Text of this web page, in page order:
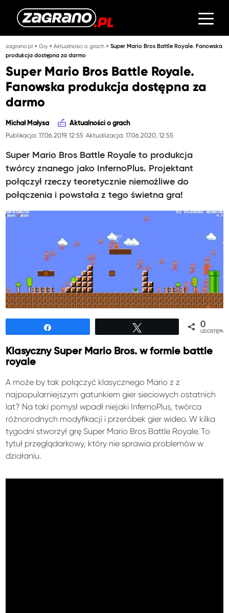
zagrano.pl »Gry»Aktualności o grach »Super Mario Bros Battle Royale. Fanowska
produkcja dostępna za darmo
Super Mario Bros Battle Royale.
Fanowska produkcja dostępna za
darmo
Michał Małysa Aktualności o grach
Publikacja: 17.06.2019, 12:55 Aktualizacja: 17.06.2020, 12:55
Super Mario Bros Battle Royale to produkcja
twórcy znanego jako InfernoPlus. Projektant
połączył rzeczy teoretycznie niemożliwe do
połączenia i powstała z tego świetna gra!
0
Klasyczny Super Mario Bros. w formie battle
royale
A może by tak połączyć klasycznego Mario z z
najpopularniejszym gatunkiem gier sieciowych ostatnich
lat? Na taki pomysł wpadł niejaki InfernoPlus, twórca
różnorodnych modyfikacji i przeróbek gier wideo. W kilka
tygodni stworzył grę Super Mario Bros Battle Royale. To
tytuł przeglądarkowy, który nie sprawia problemów w
działaniu.